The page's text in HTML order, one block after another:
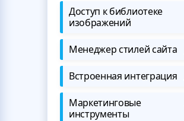
Доступ к библиотеке
изображений
Менеджер стилей сайта
Встроенная интеграция
Маркетинговые
инструменты